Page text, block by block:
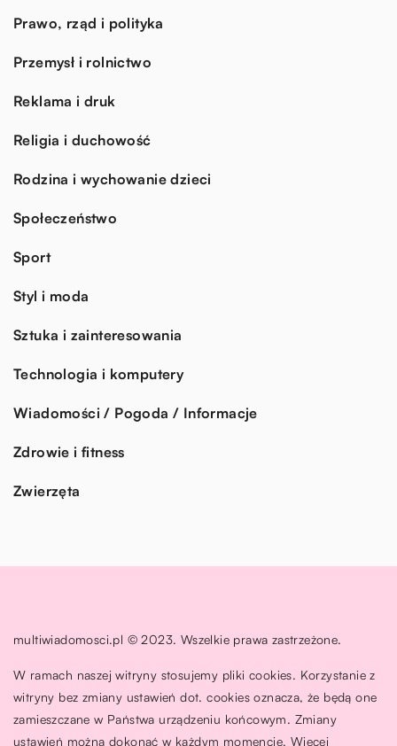
Prawo, rząd i polityka
Przemysł i rolnictwo
Reklama i druk
Religia i duchowość
Rodzina i wychowanie dzieci
Społeczeństwo
Sport
Styl i moda
Sztuka i zainteresowania
Technologia i komputery
Wiadomości / Pogoda / Informacje
Zdrowie i fitness
Zwierzęta
multiwiadomosci.pl © 2023. Wszelkie prawa zastrzeżone.
W ramach naszej witryny stosujemy pliki cookies. Korzystanie z
witryny bez zmiany ustawień dot. cookies oznacza, że będą one
zamieszczane w Państwa urządzeniu końcowym. Zmiany
ustawień można dokonać w każdym momencie. Więcej